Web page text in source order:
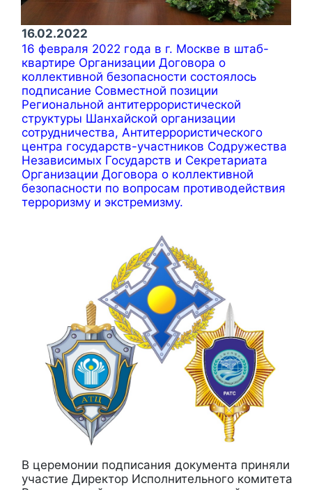
16.02.2022
16 февраля 2022 года в г. Москве в штаб-
квартире Организации Договора о
коллективной безопасности состоялось
подписание Совместной позиции
Региональной антитеррористической
структуры Шанхайской организации
сотрудничества, Антитеррористического
центра государств-участников Содружества
Независимых Государств и Секретариата
Организации Договора о коллективной
безопасности по вопросам противодействия
терроризму и экстремизму.
В церемонии подписания документа приняли
участие Директор Исполнительного комитета